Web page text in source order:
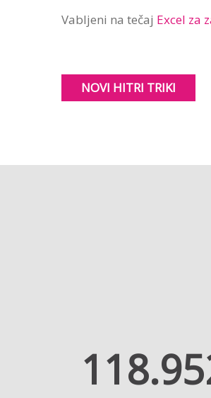
Vabljeni na tečaj Excel za
NOVI HITRI TRIKI